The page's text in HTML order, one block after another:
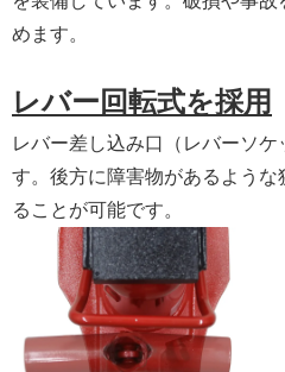
めます。
レバー回転式を採用
レバー差し込み口（レバーソケ
す。後方に障害物があるよう
ることが可能です。